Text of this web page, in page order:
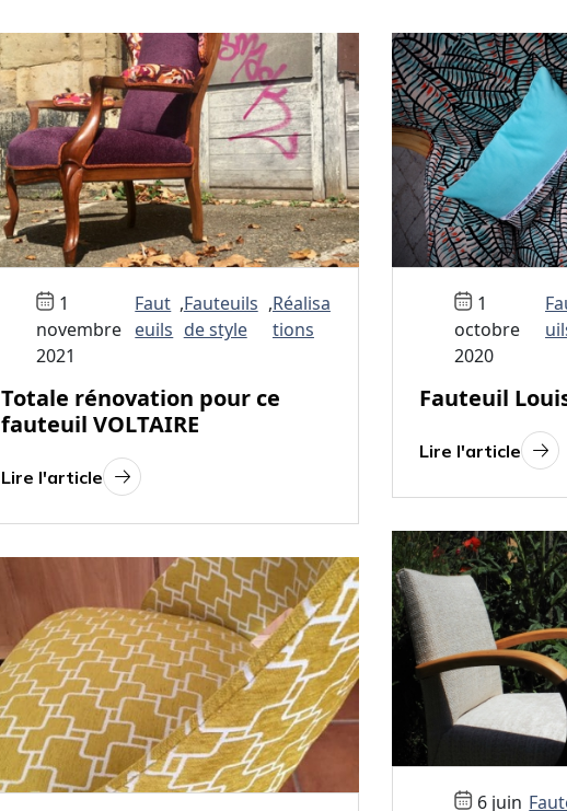
1
novembre
2021
Faut
euils
,Fauteuils
de style
,Réalisa
tions
Totale rénovation pour ce
fauteuil VOLTAIRE
Lire l'article
1
octobre
2020
Fauteuil
Lire l'article
6 juin